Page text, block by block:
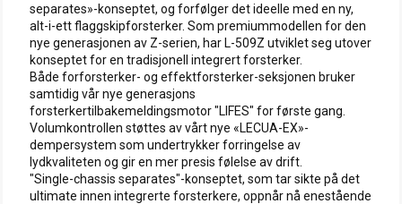
separates»-konseptet, og forfølger det ideelle med en ny,
alt-i-ett flaggskipforsterker. Som premiummodellen for den
nye generasjonen av Z-serien, har L-509Z utviklet seg utover
konseptet for en tradisjonell integrert forsterker.
Både forforsterker- og effektforsterker-seksjonen bruker
samtidig vår nye generasjons
forsterkertilbakemeldingsmotor "LIFES" for første gang.
Volumkontrollen støttes av vårt nye «LECUA-EX»-
dempersystem som undertrykker forringelse av
lydkvaliteten og gir en mer presis følelse av drift.
"Single-chassis separates"-konseptet, som tar sikte på det
ultimate innen integrerte forsterkere, oppnår nå enestående